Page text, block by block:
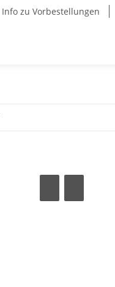
Info zu Vorbestellungen